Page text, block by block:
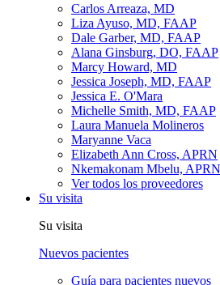
Carlos Arreaza, MD
Liza Ayuso, MD, FAAP
Dale Garber, MD, FAAP
Alana Ginsburg, DO, FAAP
Marcy Howard, MD
Jessica Joseph, MD, FAAP
Jessica E. O'Mara
Michelle Smith, MD, FAAP
Laura Manuela Molineros
Maryanne Vaca
Elizabeth Ann Cross, APRN
Nkemakonam Mbelu, APRN
Ver todos los proveedores
Su visita
Su visita
Nuevos pacientes
Guía para pacientes nuevos